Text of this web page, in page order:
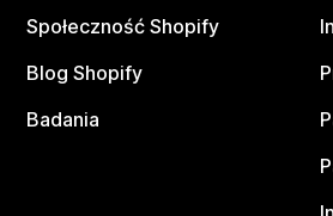
Społeczność Shopify
Blog Shopify
Badania